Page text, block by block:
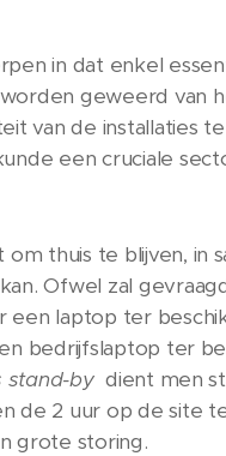
in dat enkel
geweerd van
van de installaties
een cruciale
thuis te blijven, in
Ofwel zal
laptop ter
bedrijfslaptop ter
stand-bydient men
de 2 uur op de site
grote storing.